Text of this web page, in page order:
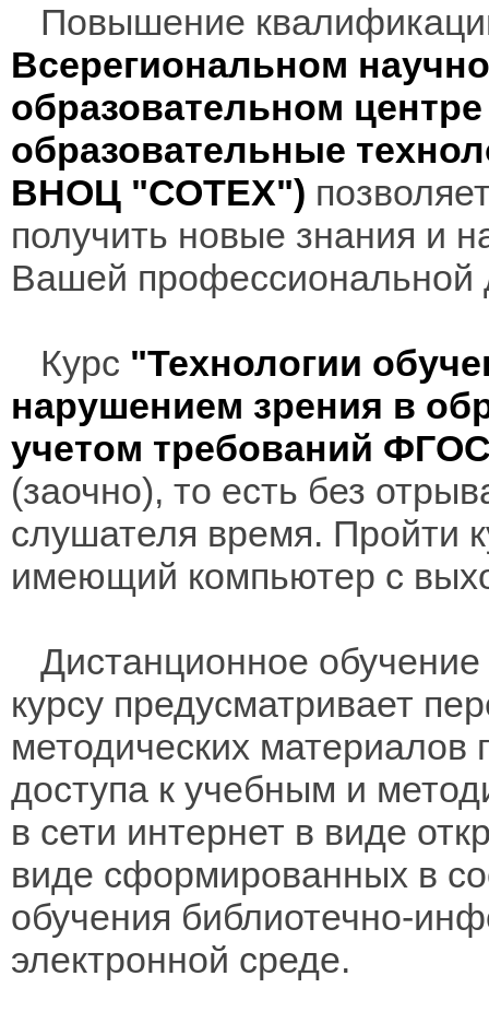
Повышение
Всерегиональном
образовательном
образовательные
ВНОЦ "СОТЕХ")
получить новые знания и
Вашей профессиональной
Курс "Технологии
нарушением зрения в
учетом требований
(заочно), то есть без
слушателя время. Пройти
имеющий компьютер с
Дистанционное
курсу предусматривает
методических материалов
доступа к учебным и
в сети интернет в виде
виде сформированных в
обучения библиотечно-
электронной среде.